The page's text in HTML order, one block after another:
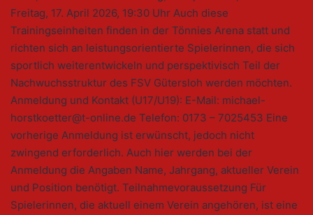
Freitag, 17. April 2026, 19:30 Uhr Auch diese
Trainingseinheiten finden in der Tönnies Arena statt und
richten sich an leistungsorientierte Spielerinnen, die sich
sportlich weiterentwickeln und perspektivisch Teil der
Nachwuchsstruktur des FSV Gütersloh werden möchten.
Anmeldung und Kontakt (U17/U19): E-Mail: michael-
horstkoetter@t-online.de Telefon: 0173 – 7025453 Eine
vorherige Anmeldung ist erwünscht, jedoch nicht
zwingend erforderlich. Auch hier werden bei der
Anmeldung die Angaben Name, Jahrgang, aktueller Verein
und Position benötigt. Teilnahmevoraussetzung Für
Spielerinnen, die aktuell einem Verein angehören, ist eine